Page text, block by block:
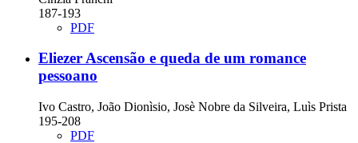
187-193
PDF
EliezerAscensão e queda de um romance
pessoano
Ivo Castro, João Dionìsio, Josè Nobre da Silveira, Luìs Prista
195-208
PDF